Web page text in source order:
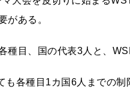
がある。
種目、国の代表3人と、
各種目1カ国6人までの